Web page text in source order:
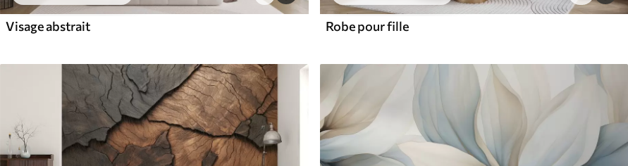
Visage abstrait Robe pour fille